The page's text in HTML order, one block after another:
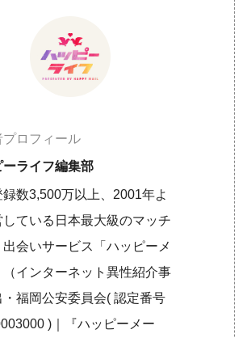
プロフィール
ーライフ編集部
録数3,500万以上、2001年よ
している日本最大級のマッチ
出会いサービス「ハッピーメ
（インターネット異性紹介事
・福岡公安委員会( 認定番号
)｜『ハッピーメー